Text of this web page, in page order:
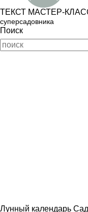
ТЕКСТ МАСТЕР-
суперсадовника
Поиск
Лунный календарь